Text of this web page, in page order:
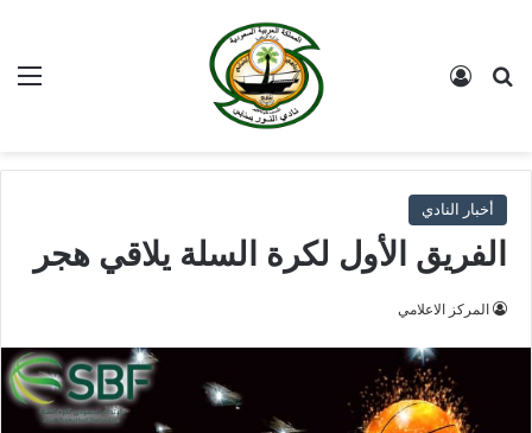
بحث عن
أخبار النادي
الفريق الأول لكرة السلة يلاقي هجر
المركز الاعلامي